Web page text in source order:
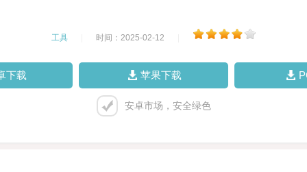
工具 时间：2025-02-12
下载 苹果下载
安卓市场，安全绿色